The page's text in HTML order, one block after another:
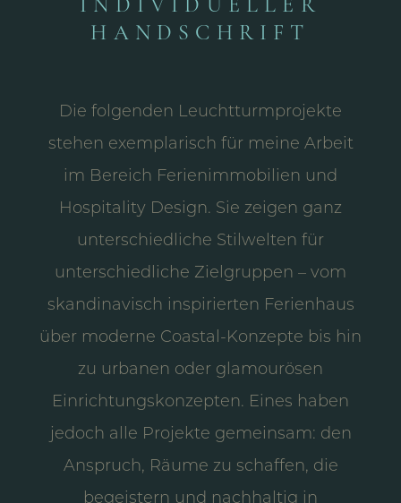
HANDSCHRIFT
Die folgenden Leuchtturmprojekte
stehen exemplarisch für meine Arbeit
im Bereich Ferienimmobilien und
Hospitality Design. Sie zeigen ganz
unterschiedliche Stilwelten für
unterschiedliche Zielgruppen – vom
skandinavisch inspirierten Ferienhaus
über moderne Coastal-Konzepte bis hin
zu urbanen oder glamourösen
Einrichtungskonzepten. Eines haben
jedoch alle Projekte gemeinsam: den
Anspruch, Räume zu schaffen, die
begeistern und nachhaltig in